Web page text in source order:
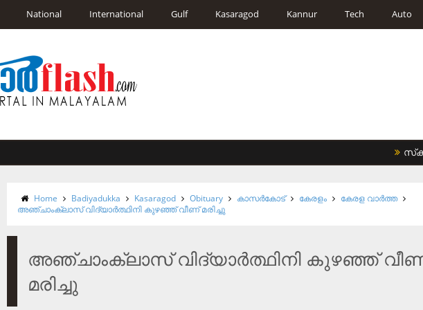
National International Gulf Kasaragod Kannur Tech Auto
സ്‌കൂള്‍
Home Badiyadukka Kasaragod Obituary കാസര്‍കോട് കേരളം
കേരള വാര്‍ത്ത
അഞ്ചാംക്ലാസ് വിദ്യാര്‍ത്ഥിനി കുഴഞ്ഞ് വീണ് മരിച്ചു
അഞ്ചാംക്ലാസ് വിദ്യാര്‍ത്ഥിനി കുഴഞ്ഞ്
മരിച്ചു